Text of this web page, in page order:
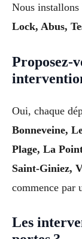
Nous installons
Lock, Abus,
Proposez-
Oui, chaque
Bonneveine,
Plage, La
Saint-Giniez,
commence par
Les